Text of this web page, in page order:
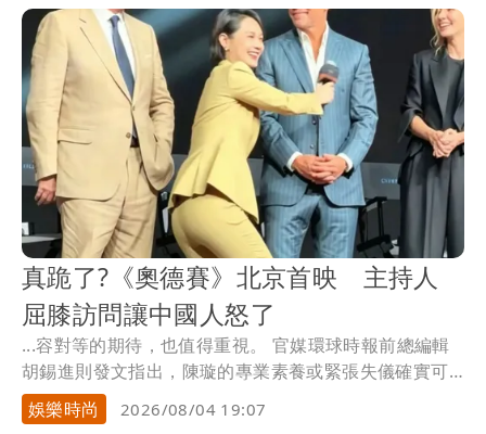
真跪了?《奧德賽》北京首映 主持人
屈膝訪問讓中國人怒了
...容對等的期待，也值得重視。 官媒環球時報前總編輯
胡錫進則發文指出，陳璇的專業素養或緊張失儀確實可
受...
娛樂時尚 2026/08/04 19:07